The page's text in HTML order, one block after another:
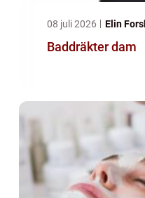
08 juli 2026 Elin
Baddräkter dam